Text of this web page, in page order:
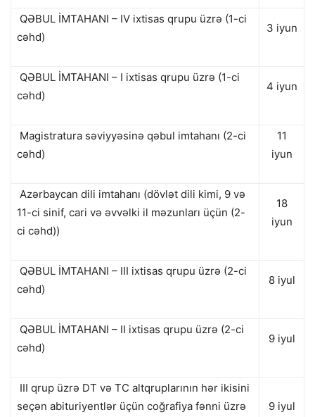
QƏBUL İMTAHANI – IV ixtisas qrupu üzrə (1-ci
cəhd)
3 iyun
QƏBUL İMTAHANI – I ixtisas qrupu üzrə (1-ci
cəhd)
4 iyun
Magistratura səviyyəsinə qəbul imtahanı (2-ci
cəhd)
11
iyun
Azərbaycan dili imtahanı (dövlət dili kimi, 9 və
11-ci sinif, cari və əvvəlki il məzunları üçün (2-
ci cəhd))
18
iyun
QƏBUL İMTAHANI – III ixtisas qrupu üzrə (2-ci
cəhd)
8 iyul
QƏBUL İMTAHANI – II ixtisas qrupu üzrə (2-ci
cəhd)
9 iyul
III qrup üzrə DT və TC altqruplarının hər ikisini
seçən abituriyentlər üçün coğrafiya fənni üzrə
9 iyul